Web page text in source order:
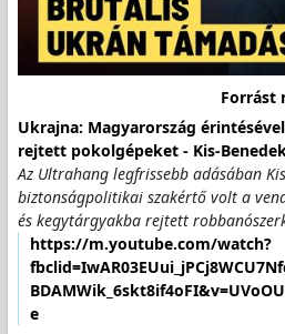
Forrást
Ukrajna: Magyarország
rejtett pokolgépeket - Kis-
Az Ultrahang legfrissebb adásában
biztonságpolitikai szakértő volt a
és kegytárgyakba rejtett
https://m.youtube.com/watch?
e